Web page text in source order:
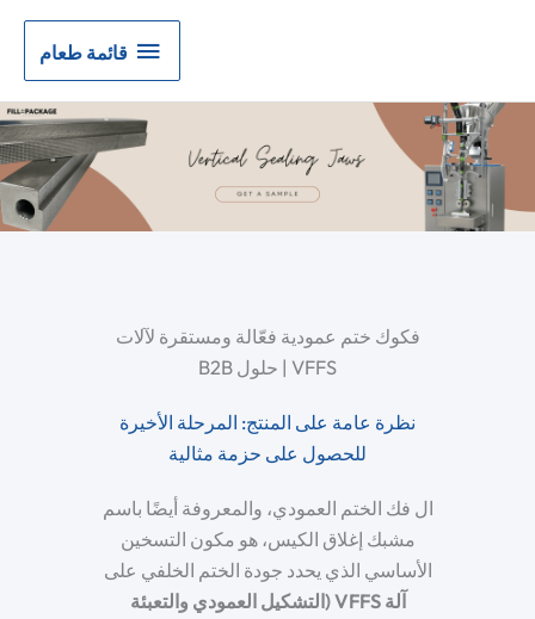
قائمة
طعام
قائمة طعام
فكوك ختم عمودية فعّالة ومستقرة لآلات
VFFS | حلول B2B
نظرة عامة على المنتج: المرحلة الأخيرة
للحصول على حزمة مثالية
ال فك الختم العمودي، والمعروفة أيضًا باسم
مشبك إغلاق الكيس، هو مكون التسخين
الأساسي الذي يحدد جودة الختم الخلفي على
آلة VFFS (التشكيل العمودي والتعبئة